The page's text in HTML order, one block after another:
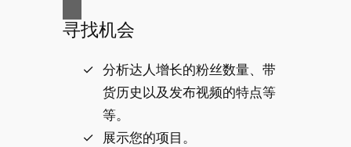
寻找机会
分析达人增长的粉丝数量、带
货历史以及发布视频的特点等
等。
展示您的项目。